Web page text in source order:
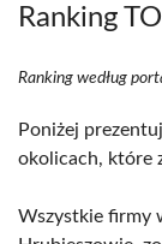
Ranking
Ranking według
Poniżej
okolicach, które
Wszystkie firmy